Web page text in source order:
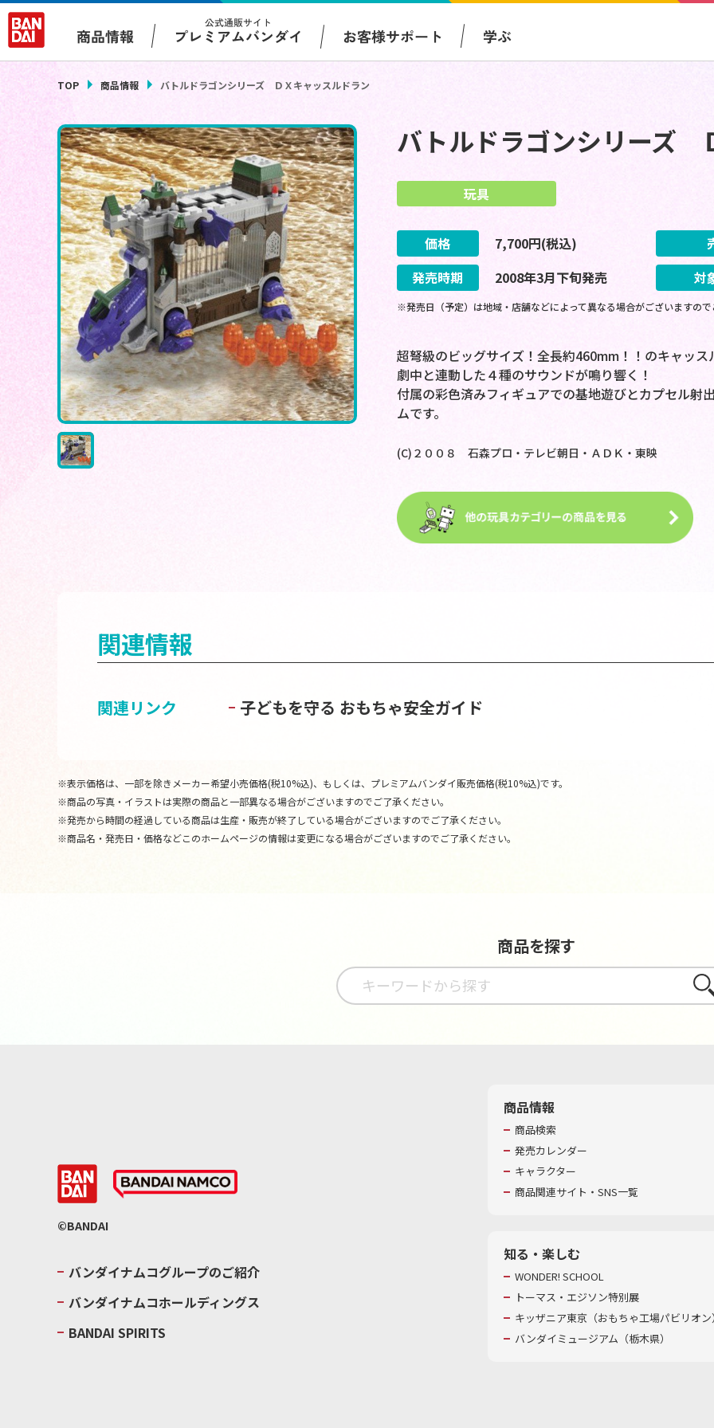
商品情報
公式通販サイト
プレミアムバンダイ お客様サポート 学ぶ
TOP 商品情報 バトルドラゴンシリーズ ＤＸキャッスルドラン
バトルドラゴンシリーズ
玩具
価格 7,700円(税込)
発売時期
2008年3月下旬発売 対
※発売日（予定）は地域・店舗などによって異なる場合がございますの
超弩級のビッグサイズ！全長約460mm！！のキャッ
劇中と連動した４種のサウンドが鳴り響く！
付属の彩色済みフィギュアでの基地遊びとカプセル射
ムです。
(C)２００８ 石森プロ・テレビ朝日・ＡＤＫ・東映
関連情報
関連リンク 子どもを守る おもちゃ安全ガイド
※表示価格は、一部を除きメーカー希望小売価格(税10%込)、もしくは、プレミアムバンダイ販売価格(税10%込)です。
※商品の写真・イラストは実際の商品と一部異なる場合がございますのでご了承ください。
※発売から時間の経過している商品は生産・販売が終了している場合がございますのでご了承ください。
※商品名・発売日・価格などこのホームページの情報は変更になる場合がございますのでご了承ください。
商品を探す
さが
©BANDAI
バンダイナムコグループのご紹介
バンダイナムコホールディングス
BANDAI SPIRITS
商品情報
商品検索
発売カレンダー
キャラクター
商品関連サイト・SNS一覧
知る・楽しむ
WONDER! SCHOOL
トーマス・エジソン特別展
キッザニア東京（おもちゃ工場パビリオ
バンダイミュージアム（栃木県）